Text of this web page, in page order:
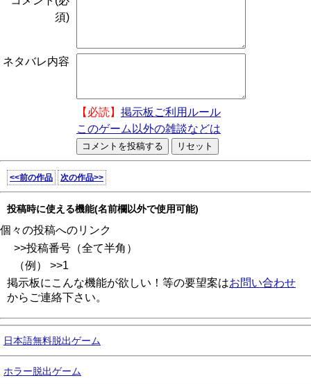
須)
ネタバレ内容
【必読】 掲示板ご利用ルール
このゲーム以外の雑談などは
<<前の作品 次の作品>>
投稿時に使える機能(名前欄以外で使用可能)
個々の投稿へのリンク
>>投稿番号（全て半角）
（例） >>1
掲示板にこんな機能が欲しい！等の要望案はお問い合わせ
からご連絡下さい。
日本語無料脱出ゲーム
ホラー脱出ゲーム